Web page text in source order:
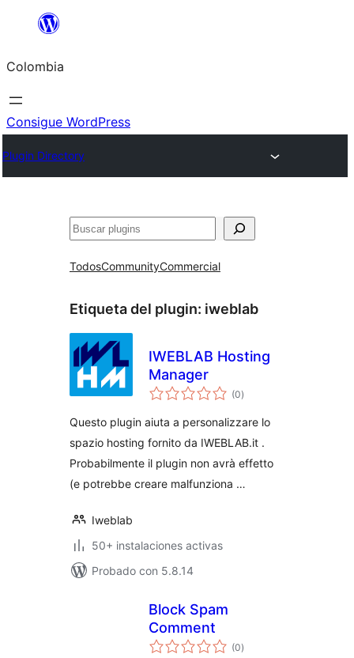
Saltar
contenido
Colombia
Consigue WordPress
Plugin Directory
Buscar
TodosCommunityCommercial
Etiqueta del plugin: iweblab
IWEBLAB Hosting
Manager
(0total
de
)
Questo plugin aiuta a personalizzare lo
spazio hosting fornito da IWEBLAB.it .
Probabilmente il plugin non avrà effetto
(e potrebbe creare malfunziona …
Iweblab
50+ instalaciones activas
Probado con 5.8.14
Block Spam
Comment
(0total
de
)